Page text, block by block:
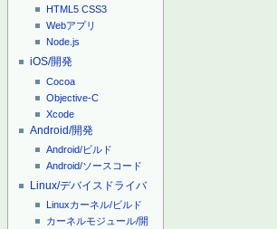
HTML5 CSS3
Webアプリ
Node.js
iOS/開発
Cocoa
Objective-C
Xcode
Android/開発
Android/ビルド
Android/ソースコード
Linux/デバイスドライバ
Linuxカーネル/ビルド
カーネルモジュール/開